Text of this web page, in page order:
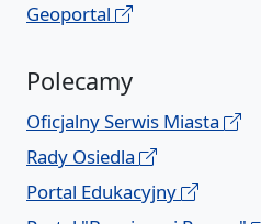
Geoportal
Polecamy
Oficjalny Serwis Miasta
Rady Osiedla
Portal Edukacyjny